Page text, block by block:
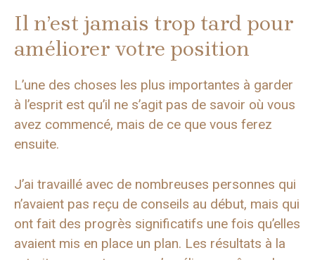
Il n’est jamais trop tard pour
améliorer votre position
L’une des choses les plus importantes à garder
à l’esprit est qu’il ne s’agit pas de savoir où vous
avez commencé, mais de ce que vous ferez
ensuite.
J’ai travaillé avec de nombreuses personnes qui
n’avaient pas reçu de conseils au début, mais qui
ont fait des progrès significatifs une fois qu’elles
avaient mis en place un plan. Les résultats à la